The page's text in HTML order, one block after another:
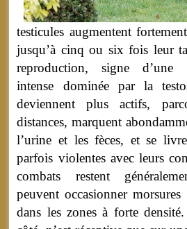
testicules augmentent
jusqu’à cinq ou six fois leur
reproduction, signe d’une
intense dominée par la
deviennent plus actifs,
distances, marquent
l’urine et les fèces, et se
parfois violentes avec leurs
combats restent
peuvent occasionner
dans les zones à forte